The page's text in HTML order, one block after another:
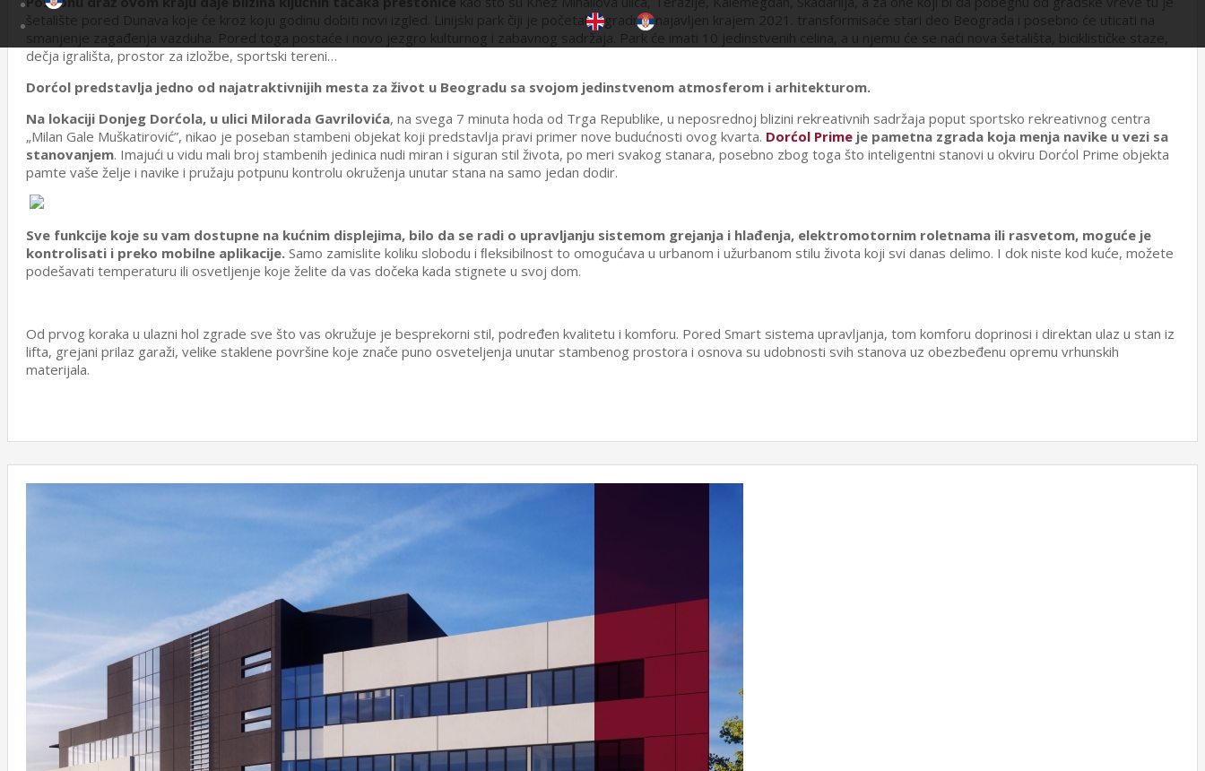
šetalište pored Dunava koje će kroz koju godinu dobiti novi izgled. Linijski park čiji je početak izgradnje najavljen krajem 2021. transformisaće stari deo Beograda i posebno će uticati na
dečja igrališta, prostor za izložbe, sportski tereni…
Dorćol predstavlja jedno od najatraktivnijih mesta za život u Beogradu sa svojom jedinstvenom atmosferom i arhitekturom.
Na lokaciji Donjeg Dorćola, u ulici Milorada Gavrilovića, na svega 7 minuta hoda od Trga Republike, u neposrednoj blizini rekreativnih sadržaja poput sportsko rekreativnog centra
„Milan Gale Muškatirović”, nikao je poseban stambeni objekat koji predstavlja pravi primer nove budućnosti ovog kvarta. Dorćol Prime je pametna zgrada koja menja navike u vezi sa
stanovanjem. Imajući u vidu mali broj stambenih jedinica nudi miran i siguran stil života, po meri svakog stanara, posebno zbog toga što inteligentni stanovi u okviru Dorćol Prime objekta
pamte vaše želje i navike i pružaju potpunu kontrolu okruženja unutar stana na samo jedan dodir.
Sve funkcije koje su vam dostupne na kućnim displejima, bilo da se radi o upravljanju sistemom grejanja i hlađenja, elektromotornim roletnama ili rasvetom, moguće je
kontrolisati i preko mobilne aplikacije. Samo zamislite koliku slobodu i ﬂeksibilnost to omogućava u urbanom i užurbanom stilu života koji svi danas delimo. I dok niste kod kuće, možete
podešavati temperaturu ili osvetljenje koje želite da vas dočeka kada stignete u svoj dom.
Od prvog koraka u ulazni hol zgrade sve što vas okružuje je besprekorni stil, podređen kvalitetu i komforu. Pored Smart sistema upravljanja, tom komforu doprinosi i direktan ulaz u stan iz
lifta, grejani prilaz garaži, velike staklene površine koje znače puno osveteljenja unutar stambenog prostora i osnova su udobnosti svih stanova uz obezbeđenu opremu vrhunskih
materijala.